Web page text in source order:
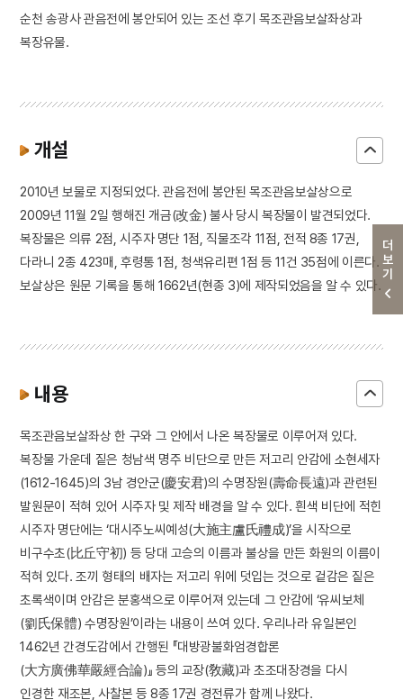
더보기
순천 송광사 관음전에 봉안되어 있는 조선 후기 목조관음보살좌상과
복장유물.
개설
2010년 보물로 지정되었다. 관음전에 봉안된 목조관음보살상으로
2009년 11월 2일 행해진 개금(改金) 불사 당시 복장물이 발견되었다.
복장물은 의류 2점, 시주자 명단 1점, 직물조각 11점, 전적 8종 17권,
다라니 2종 423매, 후령통 1점, 청색유리편 1점 등 11건 35점에 이른다.
보살상은 원문 기록을 통해 1662년(현종 3)에 제작되었음을 알 수 있다.
내용
목조관음보살좌상 한 구와 그 안에서 나온 복장물로 이루어져 있다.
복장물 가운데 짙은 청남색 명주 비단으로 만든 저고리 안감에 소현세자
(1612-1645)의 3남 경안군(慶安君)의 수명장원(壽命長遠)과 관련된
발원문이 적혀 있어 시주자 및 제작 배경을 알 수 있다. 흰색 비단에 적힌
시주자 명단에는 ‘대시주노씨예성(大施主盧氏禮成)’을 시작으로
비구수초(比丘守初) 등 당대 고승의 이름과 불상을 만든 화원의 이름이
적혀 있다. 조끼 형태의 배자는 저고리 위에 덧입는 것으로 겉감은 짙은
초록색이며 안감은 분홍색으로 이루어져 있는데 그 안감에 ‘유씨보체
(劉氏保體) 수명장원’이라는 내용이 쓰여 있다. 우리나라 유일본인
1462년 간경도감에서 간행된 『대방광불화엄경합론
(大方廣佛華嚴經合論)』 등의 교장(敎藏)과 초조대장경을 다시
인경한 재조본, 사찰본 등 8종 17권 경전류가 함께 나왔다.